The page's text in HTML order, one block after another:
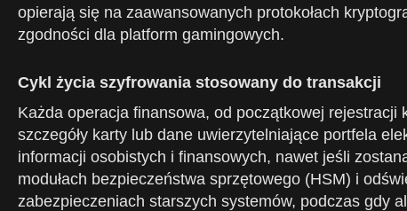
opierają się na zaawansowanych protokołach
zgodności dla platform gamingowych.
Cykl życia szyfrowania stosowany do transakcji
Każda operacja finansowa, od początkowej
szczegóły karty lub dane uwierzytelniające portfela
informacji osobistych i finansowych, nawet jeśli
modułach bezpieczeństwa sprzętowego (HSM) i
zabezpieczeniach starszych systemów, podczas gdy